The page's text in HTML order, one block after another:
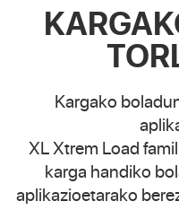
Kargako
XL Xtrem Load
karga handiko
aplikazioetarako